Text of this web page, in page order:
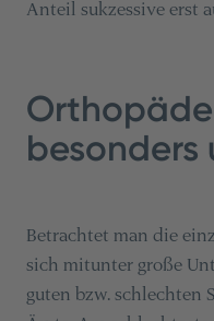
Anteil sukzessive erst
besonders
Betrachtet man die
sich mitunter große
guten bzw. schlechten